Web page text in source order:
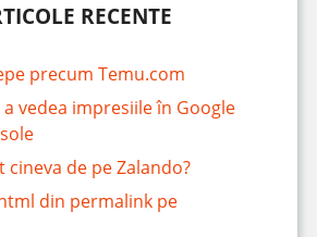
RECENTE
precum Temu.com
vedea impresiile în Google
cineva de pe Zalando?
din permalink pe